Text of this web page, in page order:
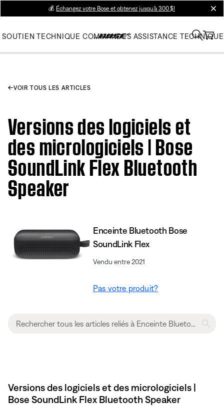
💰 Échangez votre Bose et obtenez jusqu’à 300 $!
SOUTIEN TECHNIQUE COMMANDES ASSISTANCE TECHNIQUE
VOIR TOUS LES ARTICLES
Versions des logiciels et
des micrologiciels | Bose
SoundLink Flex Bluetooth
Speaker​
Enceinte Bluetooth Bose
SoundLink Flex
Vendu entre 2021
Pas votre produit?
Versions des logiciels et des micrologiciels |
Bose SoundLink Flex Bluetooth Speaker​